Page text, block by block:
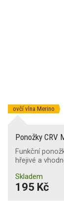
ovčí vlna Merino
Ponožky CRV
Funkční
hřejivé a
Skladem
195 Kč